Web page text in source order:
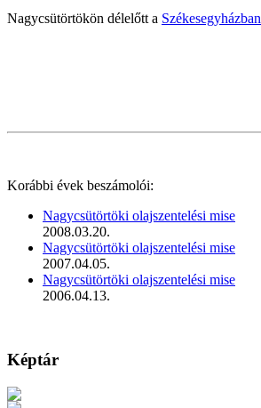
Nagycsütörtökön délelőtt a Székesegyházban
Korábbi évek beszámolói:
Nagycsütörtöki olajszentelési mise
2008.03.20.
Nagycsütörtöki olajszentelési mise
2007.04.05.
Nagycsütörtöki olajszentelési mise
2006.04.13.
Képtár